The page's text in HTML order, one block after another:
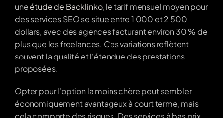
une étude de Backlinko, le tarif mensuel moyen pour
des services SEO se situe entre 1 000 et 2 500
dollars, avec des agences facturant environ 30 % de
plus que les freelances. Ces variations reflètent
souvent la qualité et l'étendue des prestations
proposées.
Opter pour l'option la moins chère peut sembler
économiquement avantageux à court terme, mais
cela comporte des risques. Des services à bas prix